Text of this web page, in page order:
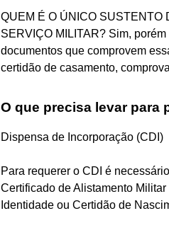
QUEM É O ÚNICO SUSTENTO
SERVIÇO MILITAR? Sim,
documentos que comprovem
certidão de casamento,
O que precisa levar para
Dispensa de Incorporação (CDI)
Para requerer o CDI é
Certificado de Alistamento
Identidade ou Certidão de